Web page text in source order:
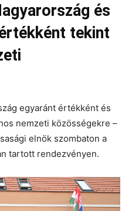
és
tekint
egyaránt értékként és
nemzeti közösségekre –
elnök szombaton a
tartott rendezvényen.